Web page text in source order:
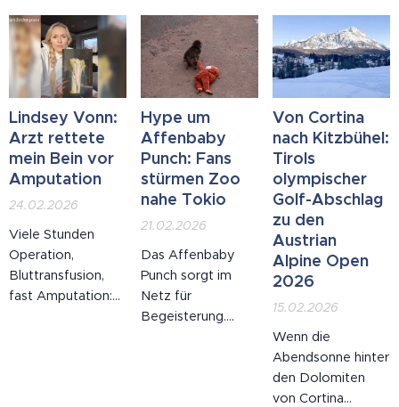
Häppchen,
Süßigkeiten und
inspirierenden...
fällt sofort aus
dem Rahmen.
Hinter dem Projekt
steht ein
interdisziplinäres
Team aus
Ärzt:innen,
Therapeut:innen
das bewusst
anders denkt als
der Mainstream. Ihr
Ansatz: moderne
für Unterhaltung,
Lebensfreude und
unvergessliche
Momente. Darum
starten wir mit
einem absoluten
Highlight in dieses
Jubiläumsjahr, und
zwar mit dem
im Prater Dome,
unter dem
Ehrenschutz von
Bürgermeister
unübersehbar
Lindsey Vonn:
Arzt rettete
mein Bein vor
Amputation
24.02.2026
Viele Stunden
Operation,
Bluttransfusion,
fast Amputation:
Hype um
Affenbaby
Punch: Fans
stürmen Zoo
nahe Tokio
21.02.2026
Das Affenbaby
Punch sorgt im
Netz für
Begeisterung.
Von Cortina
nach Kitzbühel:
Tirols
olympischer
Golf-Abschlag
zu den
Austrian
Alpine Open
2026
15.02.2026
Wenn die
Abendsonne hinter
den Dolomiten
von Cortina